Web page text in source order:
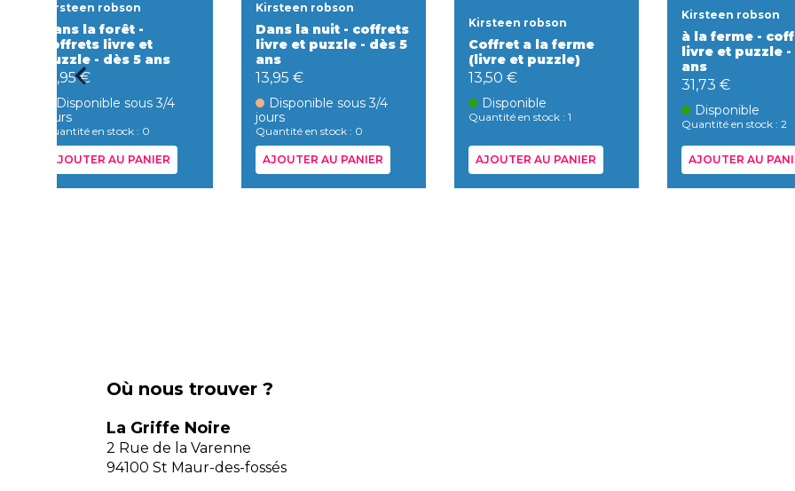
Kirsteen robson
Dans la forêt -
coffrets livre et
puzzle - dès 5 ans
13,95 €
Disponible sous 3/4
jours
Quantité en stock : 0
AJOUTER AU PANIER
Kirsteen robson
Dans la nuit - coffrets
livre et puzzle - dès 5
ans
13,95 €
Disponible sous 3/4
jours
Quantité en stock : 0
AJOUTER AU PANIER
Kirsteen robson
Coffret a la ferme
(livre et puzzle)
13,50 €
Disponible
Quantité en stock : 1
AJOUTER AU PANIER
Kirsteen robson
à la ferme -
livre et puzzle -
ans
31,73 €
Disponible
Quantité en stock : 2
AJOUTER AU
Où nous trouver ?
La Griffe Noire
2 Rue de la Varenne
94100 St Maur-des-fossés